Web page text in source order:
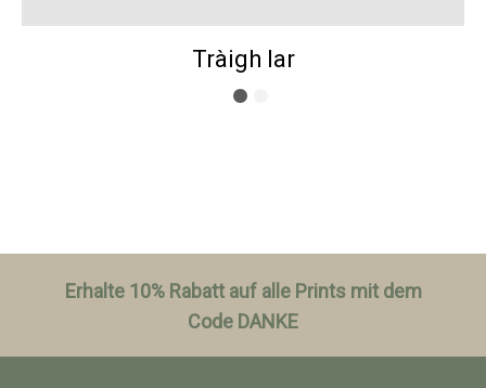
Tràigh Iar
Erhalte 10% Rabatt auf alle Prints mit dem
Code DANKE